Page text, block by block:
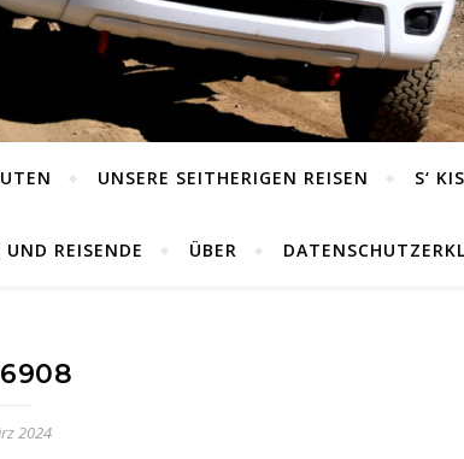
UNSERE SEITHERIGEN REISEN S‘
REISENDE ÜBER
2024